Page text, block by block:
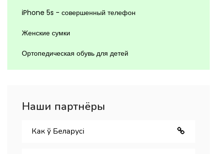
iPhone 5s - совершенный телефон
Женские сумки
Ортопедическая обувь для детей
Наши партнёры
Как ў Беларуcі